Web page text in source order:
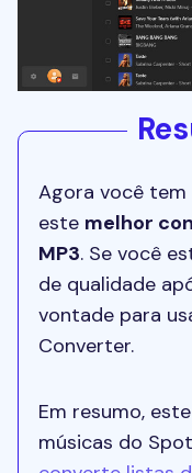
Agora você
este melhor
MP3. Se você
de qualidade
vontade para
Converter.
Em resumo,
músicas do